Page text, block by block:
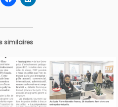
similaires